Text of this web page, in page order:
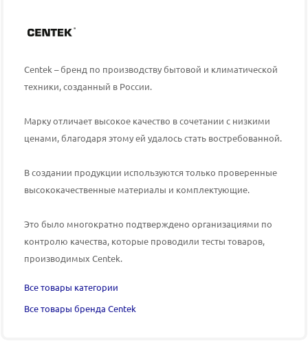
Centek – бренд по производству бытовой и климатической
техники, созданный в России.
Марку отличает высокое качество в сочетании с низкими
ценами, благодаря этому ей удалось стать востребованной.
В создании продукции используются только проверенные
высококачественные материалы и комплектующие.
Это было многократно подтверждено организациями по
контролю качества, которые проводили тесты товаров,
производимых Centek.
Все товары категории
Все товары бренда Centek